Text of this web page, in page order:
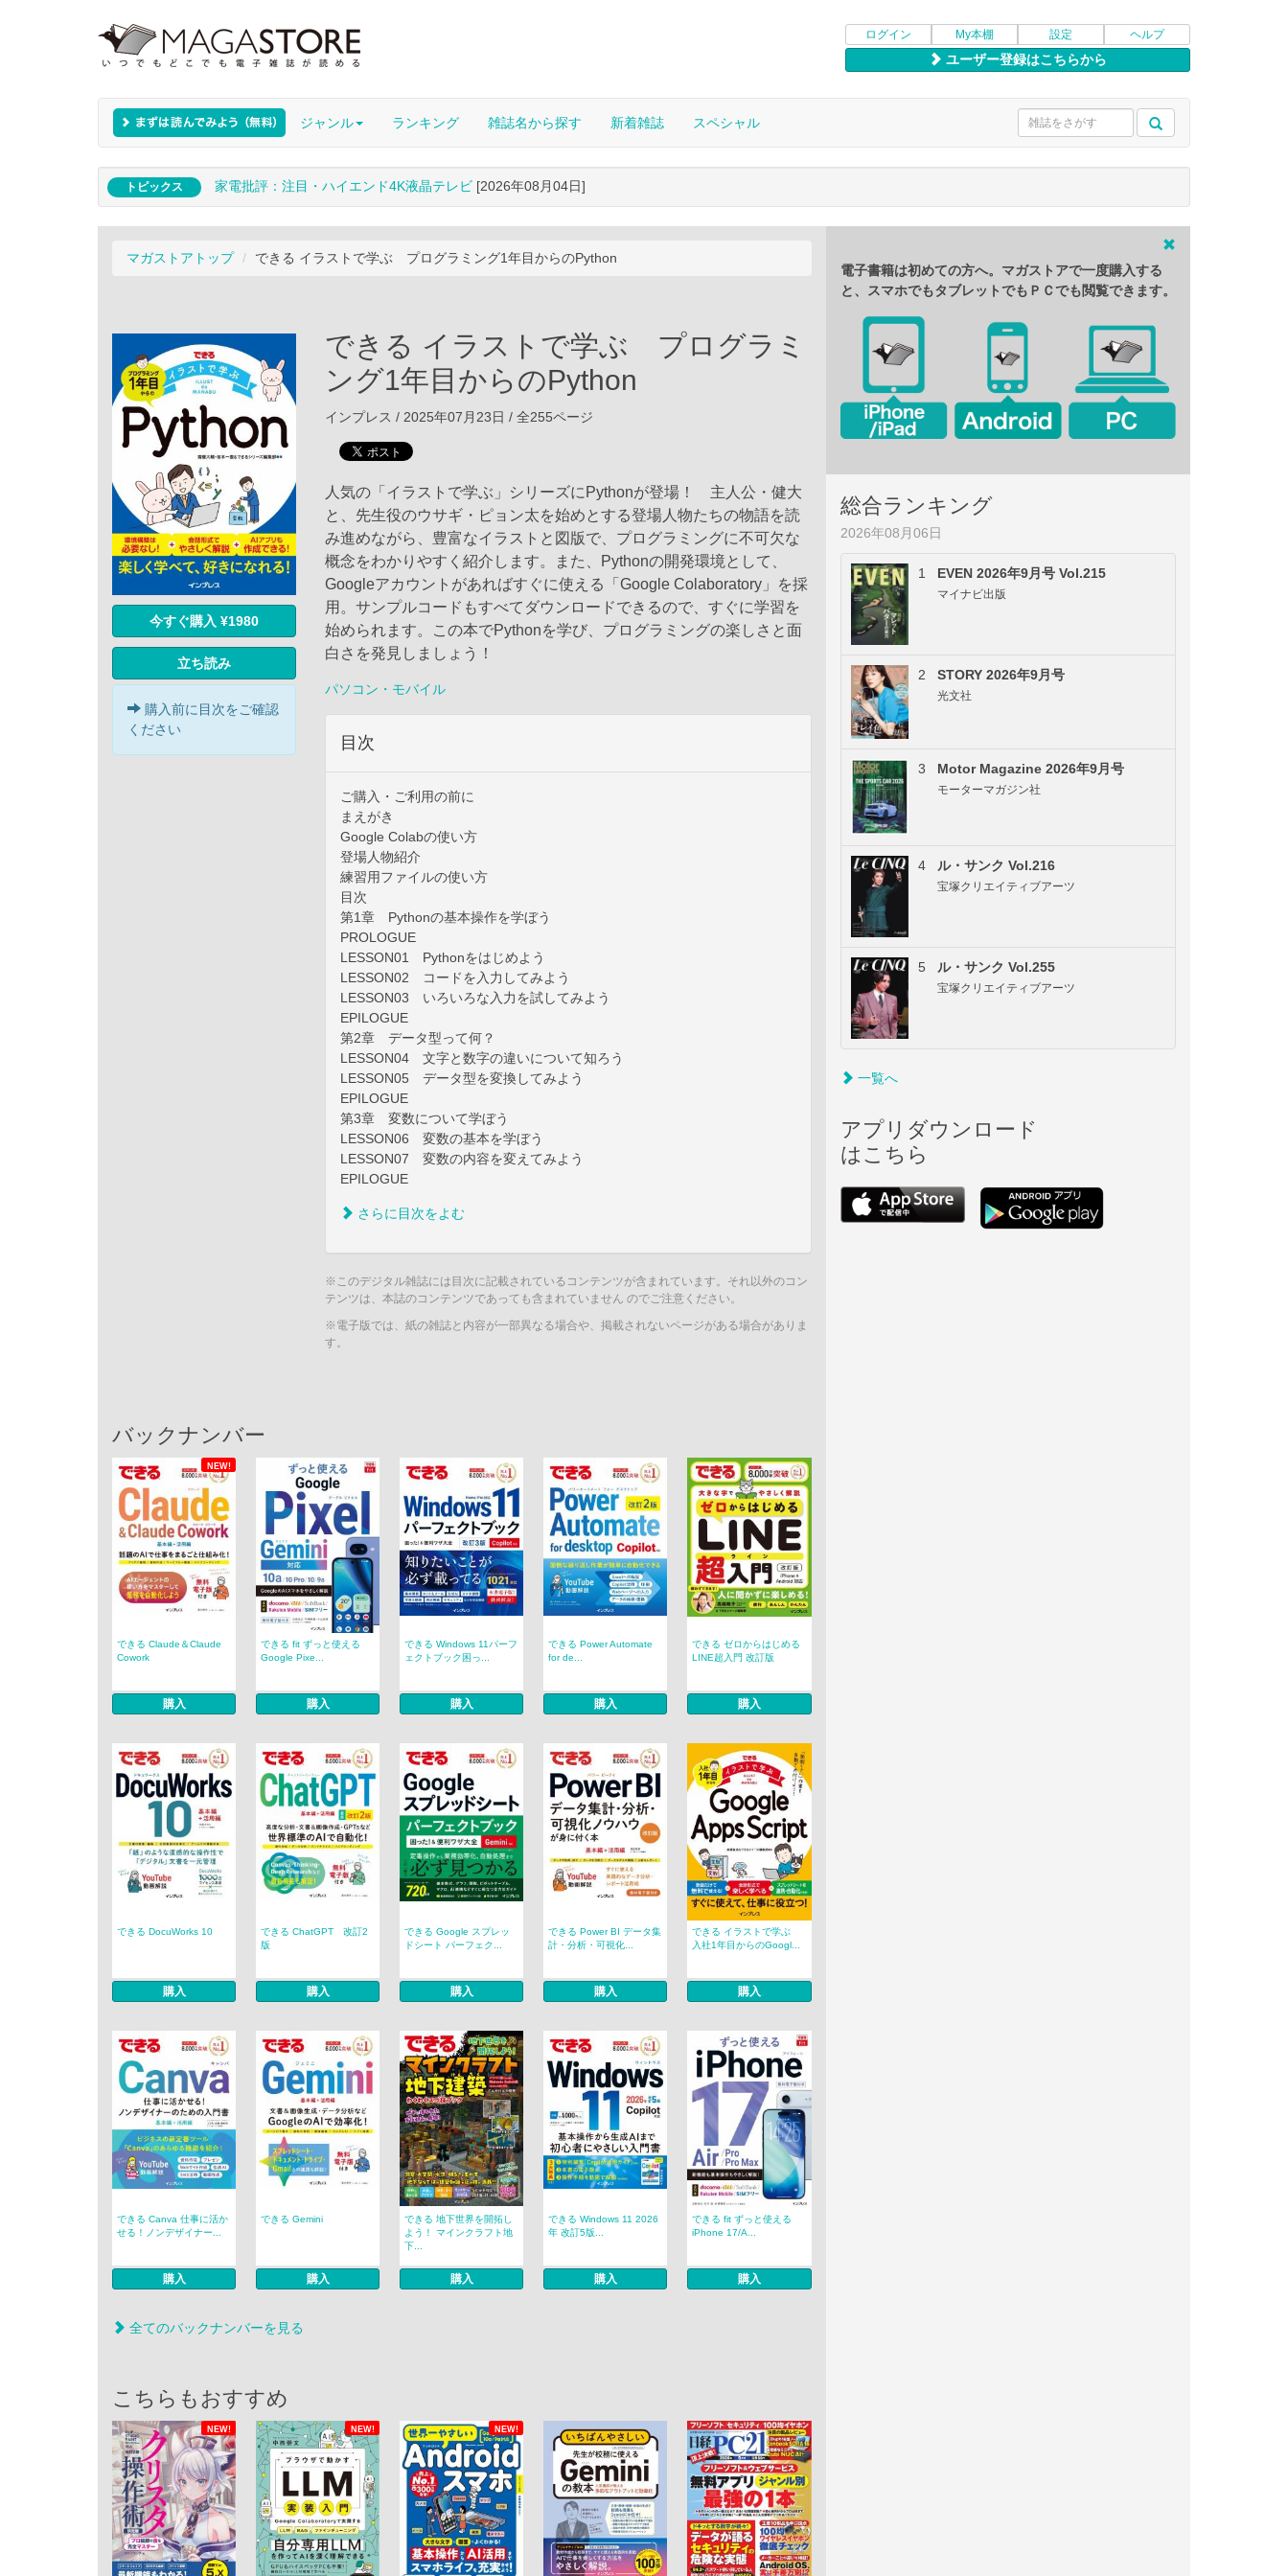
ログイン My本棚 設定 ヘルプ
ユーザー登録はこちらから
ジャンル ランキング 雑誌名から探す 新着雑誌 スペシャル
トピックス 家電批評：注目・ハイエンド4K液晶テレビ [2026年08月04日]
マガストアトップ できる イラストで学ぶ プログラミング1年目からのPython
今すぐ購入 ¥1980
立ち読み
購入前に目次をご確認
ください
できる イラストで学ぶ プログラミ
ング1年目からのPython
インプレス / 2025年07月23日 / 全255ページ
人気の「イラストで学ぶ」シリーズにPythonが登場！ 主人公・健大
と、先生役のウサギ・ピョン太を始めとする登場人物たちの物語を読
み進めながら、豊富なイラストと図版で、プログラミングに不可欠な
概念をわかりやすく紹介します。また、Pythonの開発環境として、
Googleアカウントがあればすぐに使える「Google Colaboratory」を採
用。サンプルコードもすべてダウンロードできるので、すぐに学習を
始められます。この本でPythonを学び、プログラミングの楽しさと面
白さを発見しましょう！
パソコン・モバイル
目次
ご購入・ご利用の前に
まえがき
Google Colabの使い方
登場人物紹介
練習用ファイルの使い方
目次
第1章 Pythonの基本操作を学ぼう
PROLOGUE
LESSON01 Pythonをはじめよう
LESSON02 コードを入力してみよう
LESSON03 いろいろな入力を試してみよう
EPILOGUE
第2章 データ型って何？
LESSON04 文字と数字の違いについて知ろう
LESSON05 データ型を変換してみよう
EPILOGUE
第3章 変数について学ぼう
LESSON06 変数の基本を学ぼう
LESSON07 変数の内容を変えてみよう
EPILOGUE
さらに目次をよむ
※このデジタル雑誌には目次に記載されているコンテンツが含まれています。それ以外のコン
テンツは、本誌のコンテンツであっても含まれていません のでご注意ください。
※電子版では、紙の雑誌と内容が一部異なる場合や、掲載されないページがある場合がありま
す。
バックナンバー
NEW!
できる Claude＆Claude
Cowork
購入
できる fit ずっと使える
Google Pixe...
購入
できる Windows 11パーフ
ェクトブック困っ...
購入
できる Power Automate
for de...
購入
できる ゼロからはじめる
LINE超入門 改訂版
購入
できる DocuWorks 10
購入
できる ChatGPT 改訂2
版
購入
できる Google スプレッ
ドシート パーフェク...
購入
できる Power BI データ集
計・分析・可視化...
購入
できる イラストで学ぶ
入社1年目からのGoogl...
購入
できる Canva 仕事に活か
せる！ノンデザイナー...
購入
できる Gemini
購入
できる 地下世界を開拓し
よう！ マインクラフト地
下...
購入
できる Windows 11 2026
年 改訂5版...
購入
できる fit ずっと使える
iPhone 17/A...
購入
全てのバックナンバーを見る
こちらもおすすめ
NEW! NEW! NEW!
電子書籍は初めての方へ。マガストアで一度購入する
と、スマホでもタブレットでもＰＣでも閲覧できます。
総合ランキング
2026年08月06日
1 EVEN 2026年9月号 Vol.215
マイナビ出版
2 STORY 2026年9月号
光文社
3 Motor Magazine 2026年9月号
モーターマガジン社
4 ル・サンク Vol.216
宝塚クリエイティブアーツ
5 ル・サンク Vol.255
宝塚クリエイティブアーツ
一覧へ
アプリダウンロード
はこちら